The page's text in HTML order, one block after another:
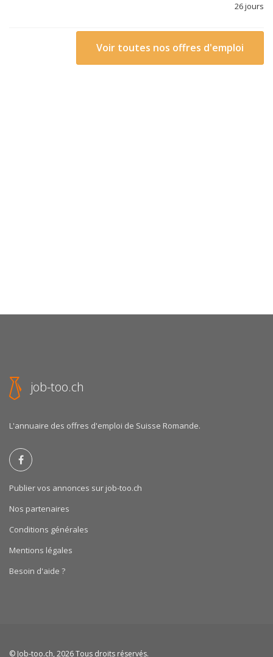
26 jours
Voir toutes nos offres d'emploi
job-too.ch
L'annuaire des offres d'emploi de Suisse Romande.
Publier vos annonces sur job-too.ch
Nos partenaires
Conditions générales
Mentions légales
Besoin d'aide ?
© Job-too.ch, 2026 Tous droits réservés.